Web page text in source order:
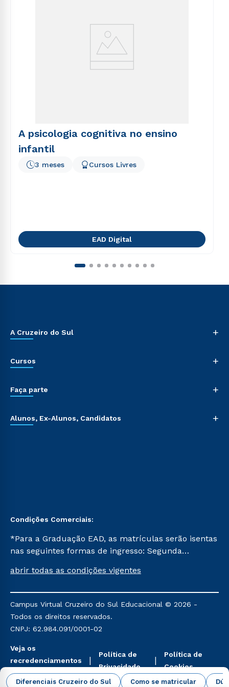
Diferenciais Cruzeiro do Sul Como se matricular
A psicologia cognitiva no ensino
infantil
3 meses Cursos Livres
EAD Digital
A Cruzeiro do Sul +
Cursos +
Faça parte +
Alunos, Ex-Alunos, Candidatos +
Condições Comerciais:
*Para a Graduação EAD, as matrículas serão isentas
nas seguintes formas de ingresso: Segunda
Já para as demais, a taxa de matrícula será de R$
mencionadas são referentes aos cursos: Ensino
Religioso, Geografia para a Docência e Metodologia
do Ensino de História: Questões Atuais.
abrir todas as condições vigentes
Campus Virtual Cruzeiro do Sul Educacional © 2026 -
Todos os direitos reservados.
CNPJ: 62.984.091/0001-02
Veja os
recredenciamentos
aqui
Política de
Privacidade
Política de
Cookies